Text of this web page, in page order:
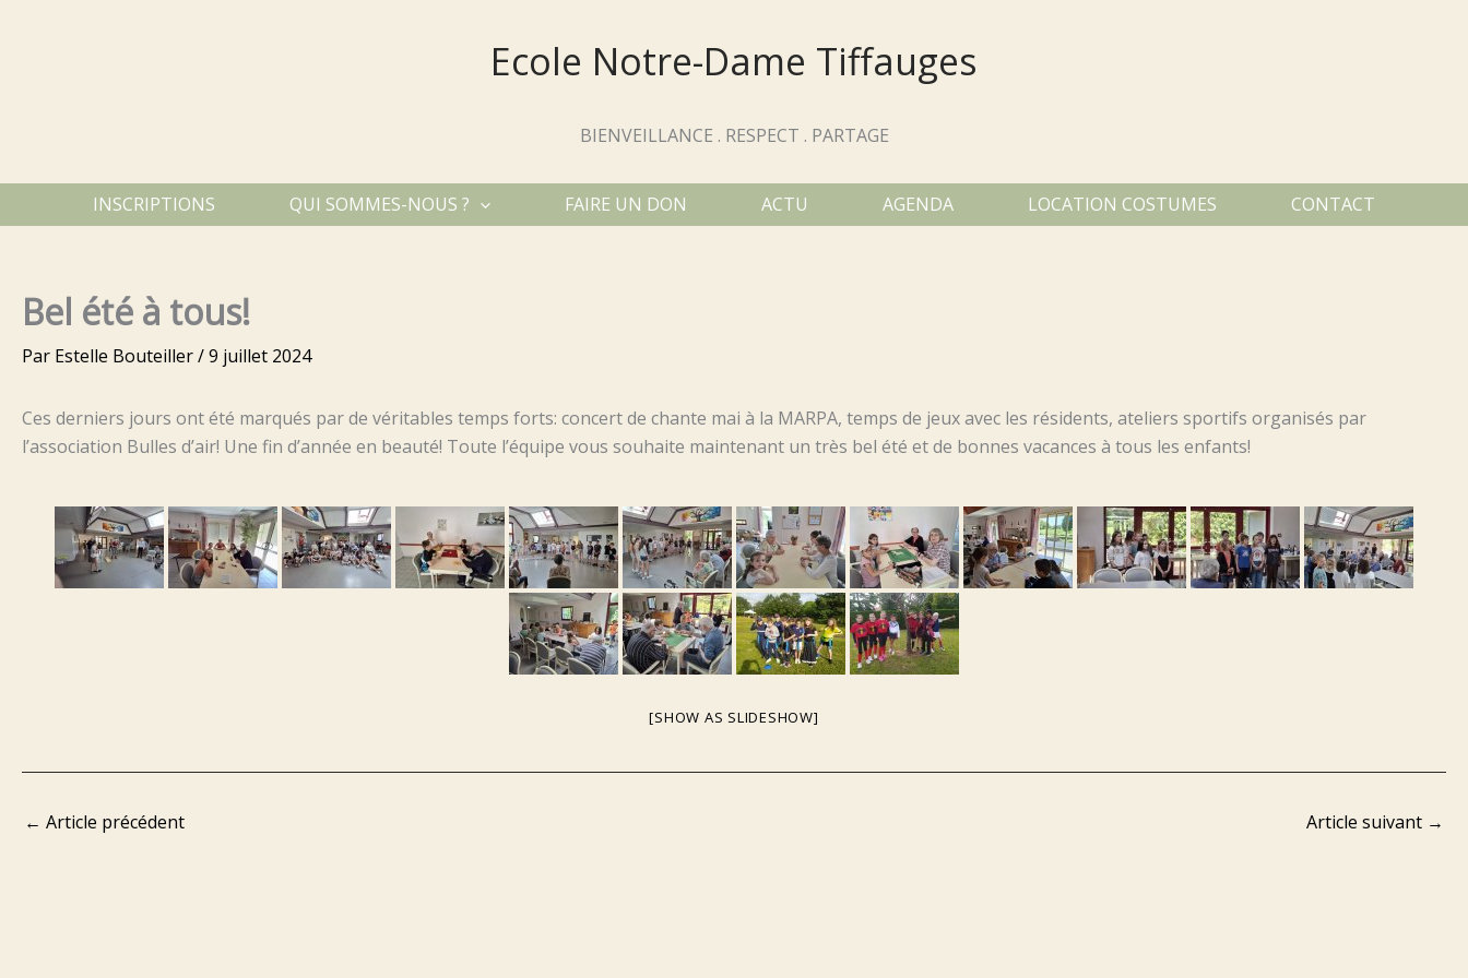
Ecole Notre-Dame Tiffauges
BIENVEILLANCE . RESPECT . PARTAGE
INSCRIPTIONS QUI SOMMES-NOUS ? FAIRE UN DON ACTU AGENDA LOCATION COSTUMES CONTACT
Bel été à tous!
Par Estelle Bouteiller/9 juillet 2024
Ces derniers jours ont été marqués par de véritables temps forts: concert de chante mai à la MARPA, temps de jeux avec les résidents, ateliers sportifs organisés par
l’association Bulles d’air! Une fin d’année en beauté! Toute l’équipe vous souhaite maintenant un très bel été et de bonnes vacances à tous les enfants!
[SHOW AS SLIDESHOW]
← Article précédent Article suivant →